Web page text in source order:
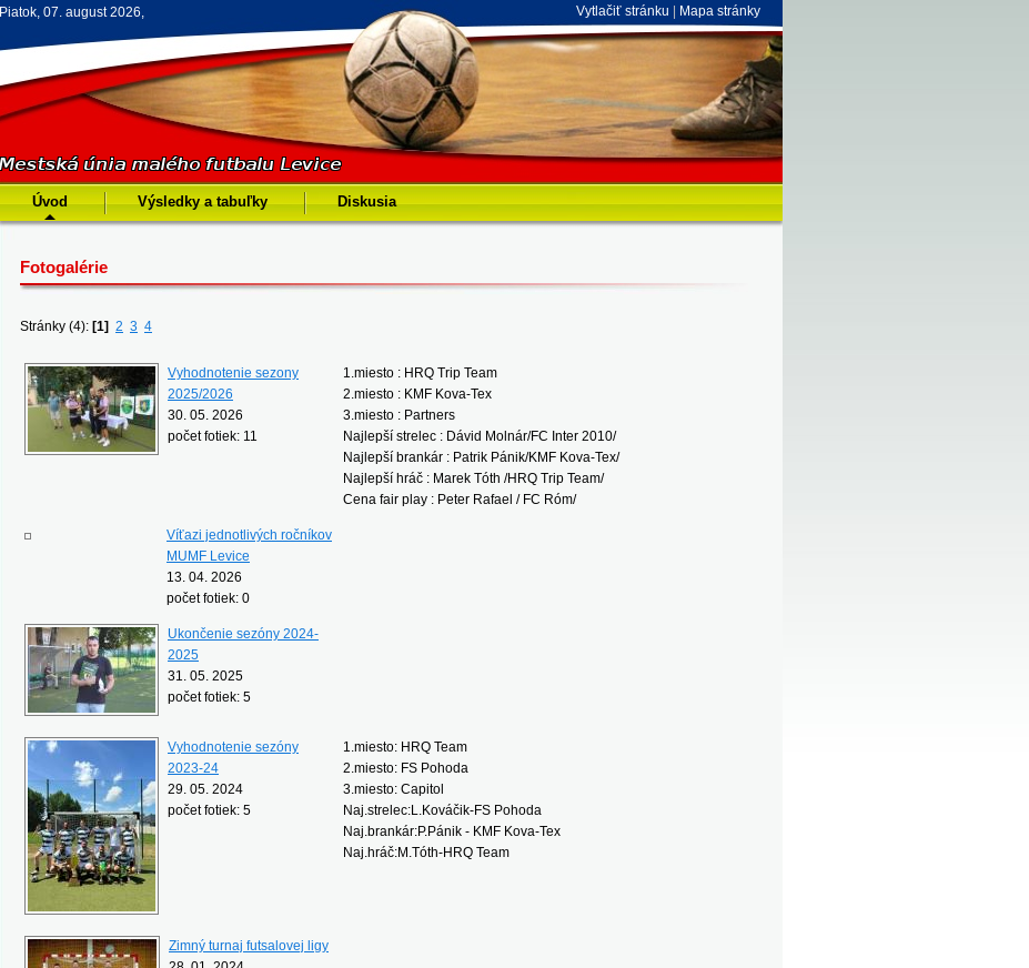
Piatok, 07. august 2026, Vytlačiť stránku Mapa stránky
Úvod Výsledky a tabuľky Diskusia
Fotogalérie
Stránky (4): [1] 2 3 4
Vyhodnotenie sezony
2025/2026
30. 05. 2026
počet fotiek: 11
1.miesto : HRQ Trip Team
2.miesto : KMF Kova-Tex
3.miesto : Partners
Najlepší strelec : Dávid Molnár/FC Inter 2010/
Najlepší brankár : Patrik Pánik/KMF Kova-Tex/
Najlepší hráč : Marek Tóth /HRQ Trip Team/
Cena fair play : Peter Rafael / FC Róm/
Víťazi jednotlivých ročníkov
MUMF Levice
13. 04. 2026
počet fotiek: 0
Ukončenie sezóny 2024-
2025
31. 05. 2025
počet fotiek: 5
Vyhodnotenie sezóny
2023-24
29. 05. 2024
počet fotiek: 5
1.miesto: HRQ Team
2.miesto: FS Pohoda
3.miesto: Capitol
Naj.strelec:L.Kováčik-FS Pohoda
Naj.brankár:P.Pánik - KMF Kova-Tex
Naj.hráč:M.Tóth-HRQ Team
Zimný turnaj futsalovej ligy